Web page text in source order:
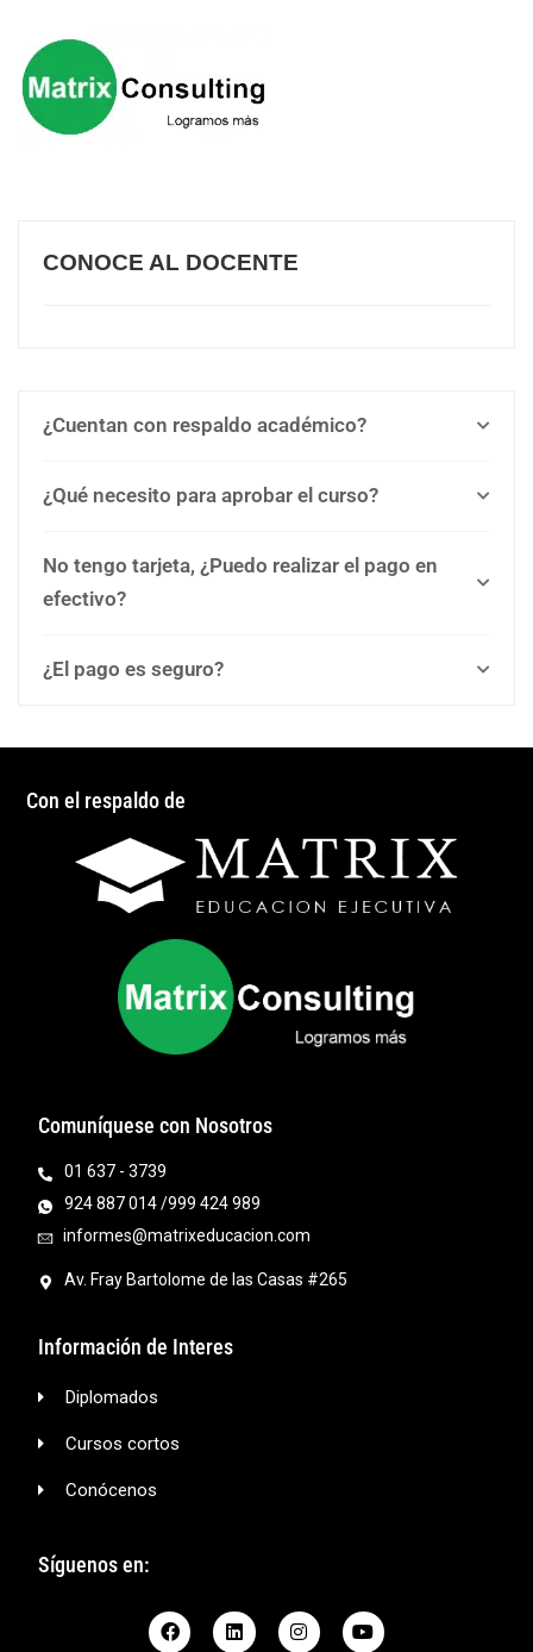
CONOCE AL DOCENTE
¿Cuentan con respaldo académico?
¿Qué necesito para aprobar el curso?
No tengo tarjeta, ¿Puedo realizar el pago en
efectivo?
¿El pago es seguro?
Con el respaldo de
Comuníquese con Nosotros
01 637 - 3739
924 887 014 /999 424 989
informes@matrixeducacion.com
Av. Fray Bartolome de las Casas #265
Información de Interes
Diplomados
Cursos cortos
Conócenos
Síguenos en: